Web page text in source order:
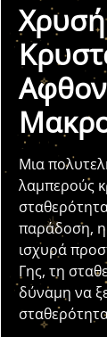
Μια
λαμπερούς
παράδοση, η
ισχυρά
Γης, τη
δύναμη να